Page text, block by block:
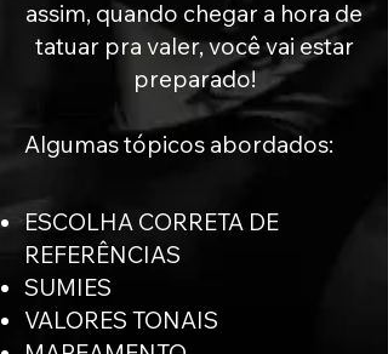
assim, quando chegar a hora de
tatuar pra valer, você vai estar
preparado!
Algumas tópicos abordados:
ESCOLHA CORRETA DE
REFERÊNCIAS
SUMIES
VALORES TONAIS